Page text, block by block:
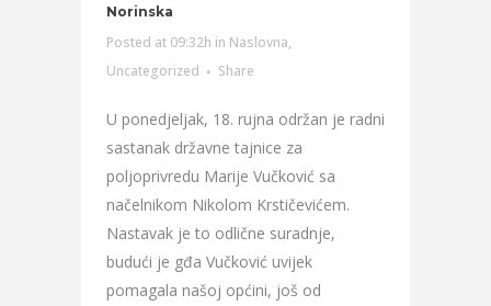
Norinska
Posted at 09:32h in Naslovna,
Uncategorized
Share
U ponedjeljak, 18. rujna održan je radni
sastanak državne tajnice za
poljoprivredu Marije Vučković sa
načelnikom Nikolom Krstičevićem.
Nastavak je to odlične suradnje,
budući je gđa Vučković uvijek
pomagala našoj općini, još od